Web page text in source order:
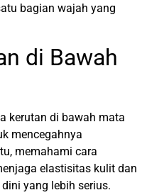
bagian wajah yang
di Bawah
kerutan di bawah mata
mencegahnya
memahami cara
elastisitas kulit dan
yang lebih serius.